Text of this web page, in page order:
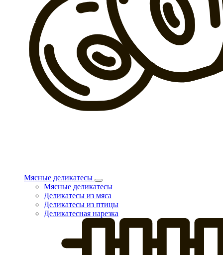
Мясные деликатесы
Мясные деликатесы
Деликатесы из мяса
Деликатесы из птицы
Деликатесная нарезка